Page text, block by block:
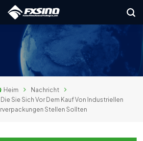
Heim
Nachricht
Sie Sich Vor Dem Kauf Von Industriellen
Stellen Sollten